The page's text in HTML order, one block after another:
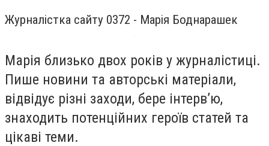
Журналістка сайту 0372 - Марія Боднарашек
Марія близько двох років у журналістиці.
Пише новини та авторські матеріали,
відвідує різні заходи, бере інтервʼю,
знаходить потенційних героїв статей та
цікаві теми.